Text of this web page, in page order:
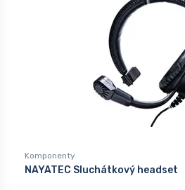
Komponenty
NAYATEC Sluchátkový headset